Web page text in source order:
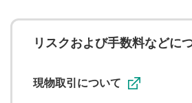
ことを承諾したものとします。ま
に関する著作者人格権を行使しない
用者が投稿したコメントは、当社サ
ることがあります。
リスクおよび手数料などに
現物取引について